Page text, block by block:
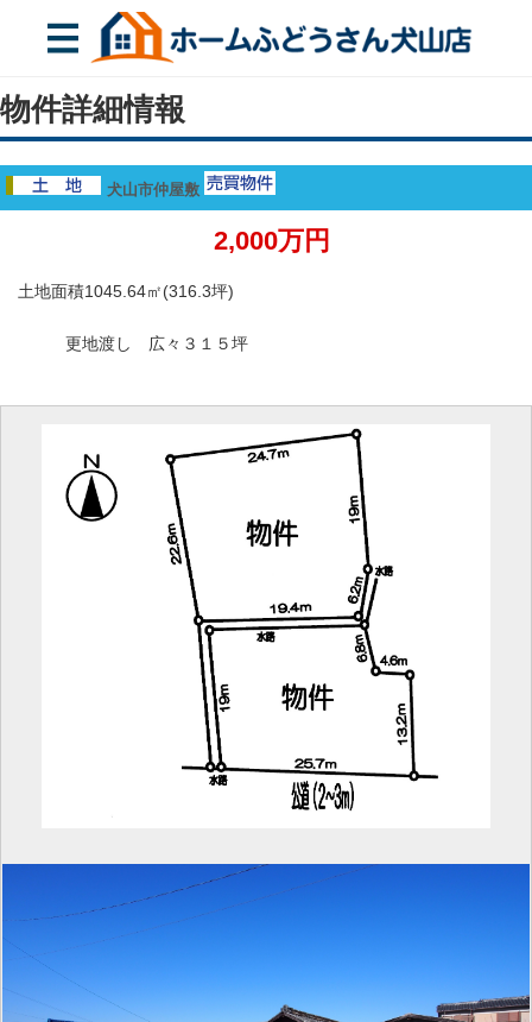
物件詳細情報
犬山市仲屋敷
2,000万円
土地面積1045.64㎡(316.3坪)
更地渡し 広々３１５坪